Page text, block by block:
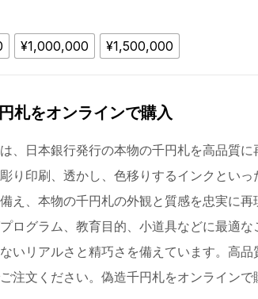
¥1,000,000 ¥1,500,000
札をオンラインで購入
、日本銀行発行の本物の千円札を高品質に
り印刷、透かし、色移りするインクといっ
え、本物の千円札の外観と質感を忠実に再
ログラム、教育目的、小道具などに最適
いリアルさと精巧さを備えています。高
注文ください。偽造千円札をオンラインで